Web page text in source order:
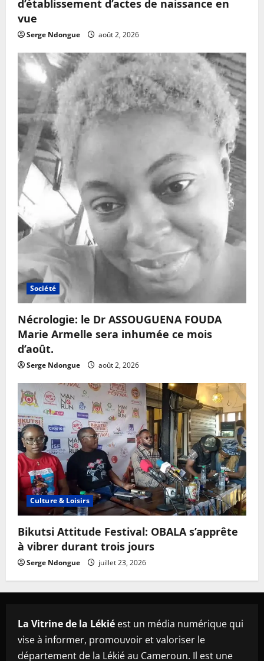
d’établissement d’actes de naissance en
vue
Serge Ndongue août 2, 2026
Société
Nécrologie: le Dr ASSOUGUENA FOUDA
Marie Armelle sera inhumée ce mois
d’août.
Serge Ndongue août 2, 2026
Culture & Loisirs
Bikutsi Attitude Festival: OBALA s’apprête
à vibrer durant trois jours
Serge Ndongue juillet 23, 2026
La Vitrine de la Lékié est un média numérique qui
vise à informer, promouvoir et valoriser le
département de la Lékié au Cameroun. Il est une